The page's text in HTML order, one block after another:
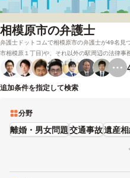
相模原市の弁護士
弁護士ドットコムで相模原市の弁護士が49名見
市相模原１丁目)や、それ以外の駅周辺の法律
合の弁護士費用はどれくらいになりますでしょ うか?」「2.弁護士や行政書士に依頼した場合の
報酬はどの程度かかるものでしょうか?」とい
は弁護士費用などの相談を電話でも受理してい
応えることができます。弁護士の中には「弁護
す。」「ご相談者様、ご依頼者様のお気持ちに
たします。」とおっしゃる方もいます。本サイ
条件を考慮して、自分に合った弁護士に相談を
追加条件を指定して検索
分野
離婚・男女問題交通事故遺産